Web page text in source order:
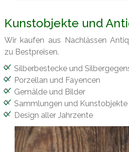
Kunstobjekte und
Wir kaufen aus Nachlässen
zu Bestpreisen.
Silberbestecke und
Porzellan und Fayencen
Gemälde und Bilder
Sammlungen und Kunstobjekte
Design aller Jahrzente